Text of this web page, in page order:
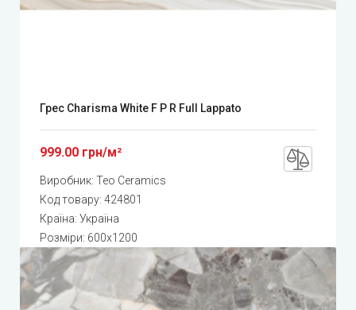
Грес Charisma White F P R Full Lappato
999.00 грн/м²
Виробник: Teo Ceramics
Код товару: 424801
Країна: Україна
Розміри: 600x1200